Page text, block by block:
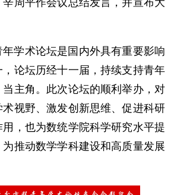
周平作会议总结发言，并宣布大
学术论坛是国内外具有重要影响
论坛历经十一届，持续支持青年
主角。此次论坛的顺利举办，对
视野、激发创新思维、促进科研
，也为数统学院科学研究水平提
推动数学学科建设和高质量发展